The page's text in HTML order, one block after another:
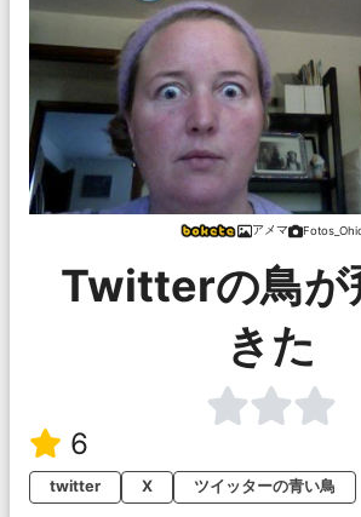
アメマ
Twitterの鳥が
きた
6
twitter
X ツイッターの青い鳥